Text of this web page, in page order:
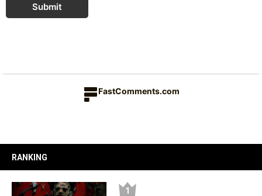
Submit
FastComments.com
RANKING